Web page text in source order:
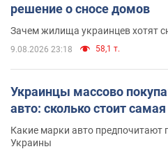
решение о сносе домов
Зачем жилища украинцев хотят
9.08.2026 23:18 58,1 т.
Украинцы массово
авто: сколько стоит
Какие марки авто предпочитают
Украины